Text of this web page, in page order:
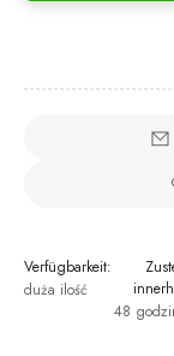
Verfügbarkeit:
duża ilość
48
The price does